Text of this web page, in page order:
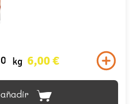
kg 6,00 €
añadir